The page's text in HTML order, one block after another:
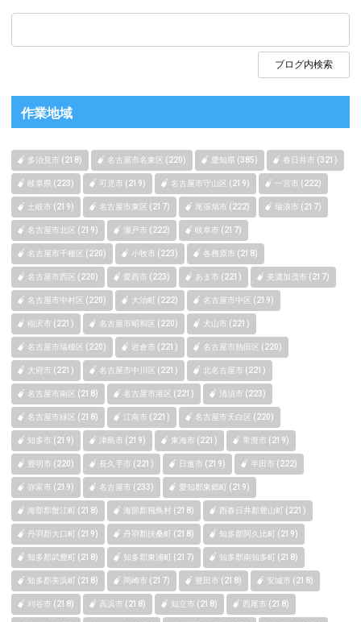
作業地域
多治見市 (218) 名古屋市名東区 (220) 愛知県 (385) 春日井市 (321)
岐阜県 (223) 可児市 (219) 名古屋市守山区 (219) 一宮市 (222)
土岐市 (219) 名古屋市東区 (217) 尾張旭市 (222) 瑞浪市 (217)
名古屋市北区 (219) 瀬戸市 (222) 岐阜市 (217)
名古屋市千種区 (220) 小牧市 (223) 各務原市 (218)
名古屋市西区 (220) 愛西市 (223) あま市 (221) 美濃加茂市 (217)
名古屋市中村区 (220) 大治町 (222) 名古屋市中区 (219)
稲沢市 (221) 名古屋市昭和区 (220) 犬山市 (221)
名古屋市瑞穂区 (220) 岩倉市 (221) 名古屋市熱田区 (220)
大府市 (221) 名古屋市中川区 (221) 北名古屋市 (221)
名古屋市南区 (218) 名古屋市港区 (221) 清須市 (223)
名古屋市緑区 (218) 江南市 (221) 名古屋市天白区 (220)
知多市 (219) 津島市 (219) 東海市 (221) 常滑市 (219)
豊明市 (220) 長久手市 (221) 日進市 (219) 半田市 (222)
弥富市 (219) 名古屋市 (233) 愛知郡東郷町 (219)
海部郡蟹江町 (218) 海部郡飛鳥村 (218) 西春日井郡豊山町 (221)
丹羽郡大口町 (219) 丹羽郡扶桑町 (218) 知多郡阿久比町 (219)
知多郡武豊町 (218) 知多郡東浦町 (217) 知多郡南知多町 (218)
知多郡美浜町 (218) 岡崎市 (217) 豊田市 (218) 安城市 (218)
刈谷市 (218) 高浜市 (218) 知立市 (218) 西尾市 (218)